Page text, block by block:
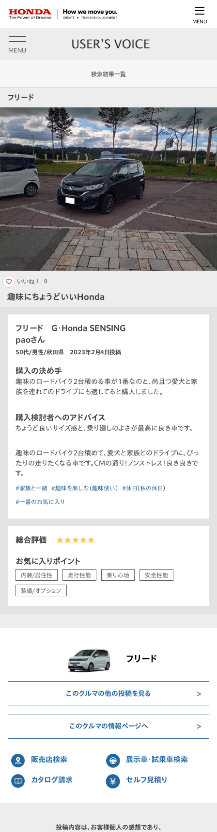
MENU
MENU
検索結果一覧
フリード
趣味にちょうどいいHonda
いいね！ 0
フリード G・Honda SENSING
paoさん
50代/男性/秋田県 2023年2月4日投稿
購入の決め手
趣味のロードバイク2台積める事が1番なのと、尚且つ愛犬と家
族を連れてのドライブにも適してると購入しました。
購入検討者へのアドバイス
ちょうど良いサイズ感と、乗り廻しのよさが最高に良き車です。
趣味のロードバイク2台積めて、愛犬と家族とのドライブに、ぴっ
たりの走りたくなる車です。CMの通り！ノンストレス！良き良きで
す。
#家族と一緒 #趣味を楽しむ（趣味使い） #休日（私の休日）
#一番のお気に入り
総合評価 ★★★★★
お気に入りポイント
内装/居住性 走行性能 乗り心地 安全性能
装備/オプション
フリード
このクルマの他の投稿を見る
このクルマの情報ページへ
販売店検索 展示車・試乗車検索
カタログ請求 セルフ見積り
投稿内容は、お客様個人の感想であり、